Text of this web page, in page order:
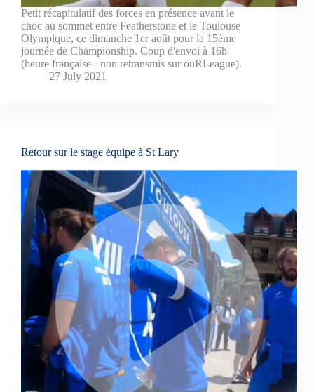
Petit récapitulatif des forces en présence avant le
choc au sommet entre Featherstone et le Toulouse
Olympique, ce dimanche 1er août pour la 15ème
journée de Championship. Coup d'envoi à 16h
(heure française - non retransmis sur ouRLeague).
27 July 2021
Retour sur le stage équipe à St Lary